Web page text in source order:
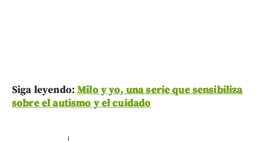
Siga leyendo:Milo y yo, una serie que sensibiliza
sobre el autismo y el cuidado